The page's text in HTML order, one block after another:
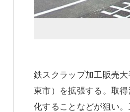
鉄スクラップ加工販売
東市）を拡張する。取
化することなどが狙い